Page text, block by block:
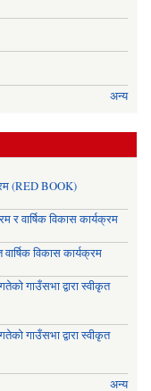
अन्य
(RED BOOK)
र वार्षिक विकास कार्यक्रम
विकास कार्यक्रम
गाउँसभा द्वारा स्वीकृत
गाउँसभा द्वारा स्वीकृत
अन्य